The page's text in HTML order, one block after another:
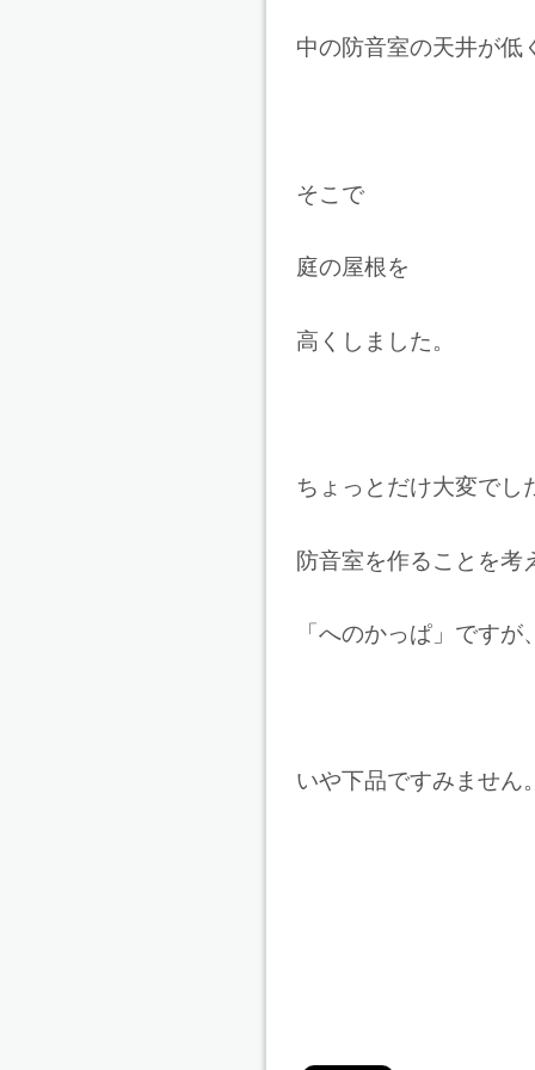
中の防音室の天井が低
そこで
庭の屋根を
高くしました。
ちょっとだけ大変でし
防音室を作ることを考
「へのかっぱ」ですが
いや下品ですみません。